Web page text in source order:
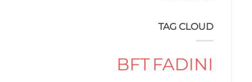
TAG CLOUD
BFT FADINI